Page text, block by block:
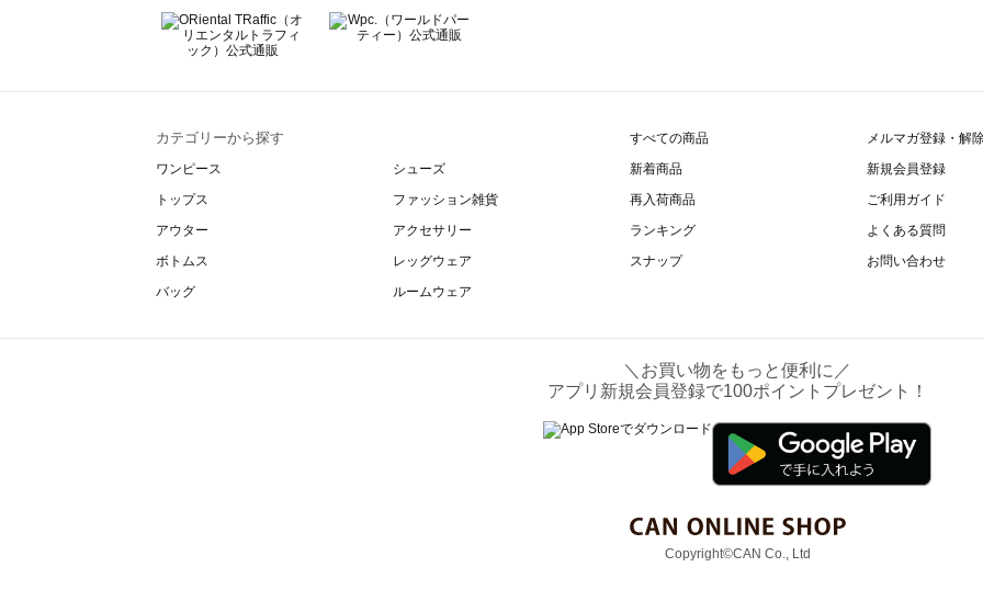
カテゴリーから探す
ワンピース
トップス
アウター
ボトムス
バッグ
シューズ
ファッション雑貨
アクセサリー
レッグウェア
ルームウェア
すべての商品
新着商品
再入荷商品
ランキング
スナップ
メルマガ登録・解
新規会員登録
ご利用ガイド
よくある質問
お問い合わせ
＼お買い物をもっと便利に／
アプリ新規会員登録で100ポイントプレゼント！
Copyright©CAN Co., Ltd